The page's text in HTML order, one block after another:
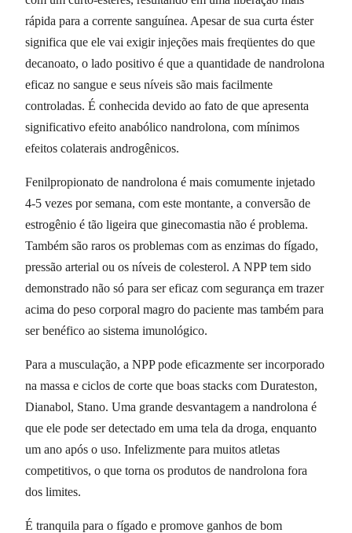
rápida para a corrente sanguínea. Apesar de sua curta éster
significa que ele vai exigir injeções mais freqüentes do que
decanoato, o lado positivo é que a quantidade de nandrolona
eficaz no sangue e seus níveis são mais facilmente
controladas. É conhecida devido ao fato de que apresenta
significativo efeito anabólico nandrolona, ​​com mínimos
efeitos colaterais androgênicos.
Fenilpropionato de nandrolona é mais comumente injetado
4-5 vezes por semana, com este montante, a conversão de
estrogênio é tão ligeira que ginecomastia não é problema.
Também são raros os problemas com as enzimas do fígado,
pressão arterial ou os níveis de colesterol. A NPP tem sido
demonstrado não só para ser eficaz com segurança em trazer
acima do peso corporal magro do paciente mas também para
ser benéfico ao sistema imunológico.
Para a musculação, a NPP pode eficazmente ser incorporado
na massa e ciclos de corte que boas stacks com Durateston,
Dianabol, Stano. Uma grande desvantagem a nandrolona é
que ele pode ser detectado em uma tela da droga, enquanto
um ano após o uso. Infelizmente para muitos atletas
competitivos, o que torna os produtos de nandrolona fora
dos limites.
É tranquila para o fígado e promove ganhos de bom